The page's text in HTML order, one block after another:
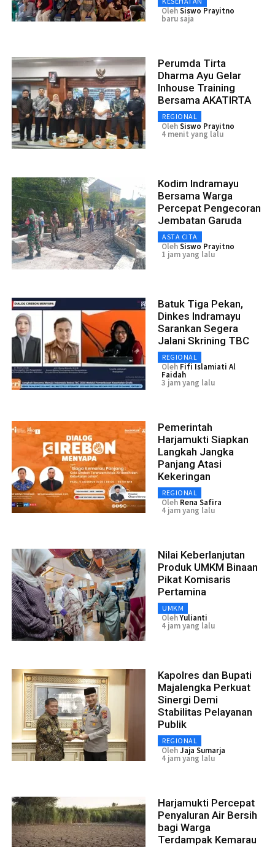
OlehSiswo Prayitno
baru saja
Perumda Tirta
Dharma Ayu Gelar
Inhouse Training
Bersama AKATIRTA
REGIONAL
OlehSiswo Prayitno
4 menit yang lalu
Kodim Indramayu
Bersama Warga
Percepat Pengecoran
Jembatan Garuda
ASTA CITA
OlehSiswo Prayitno
1 jam yang lalu
Batuk Tiga Pekan,
Dinkes Indramayu
Sarankan Segera
Jalani Skrining TBC
REGIONAL
Oleh Fifi Islamiati Al
Faidah
3 jam yang lalu
Pemerintah
Harjamukti Siapkan
Langkah Jangka
Panjang Atasi
Kekeringan
REGIONAL
Oleh Rena Safira
4 jam yang lalu
Nilai Keberlanjutan
Produk UMKM Binaan
Pikat Komisaris
Pertamina
UMKM
OlehYulianti
4 jam yang lalu
Kapolres dan Bupati
Majalengka Perkuat
Sinergi Demi
Stabilitas Pelayanan
Publik
REGIONAL
OlehJaja Sumarja
4 jam yang lalu
Harjamukti Percepat
Penyaluran Air Bersih
bagi Warga
Terdampak Kemarau